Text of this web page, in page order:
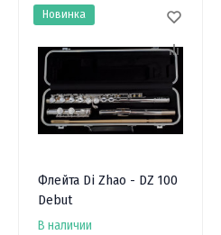
Флейта Di Zhao - DZ 100
Debut
В наличии
Новинка